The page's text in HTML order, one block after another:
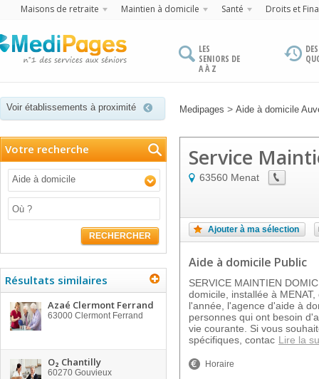
Maisons de retraite Maintien à domicile Santé Droits et
LES
SENIORS DE
A À Z
Voir établissements à proximité Medipages > Aide à domicile
Votre recherche
Aide à domicile
RECHERCHER
Résultats similaires
Azaé Clermont Ferrand
63000 Clermont Ferrand
O₂ Chantilly
60270 Gouvieux
Service
63560 Menat
Ajouter à ma sélection
Aide à domicile Public
SERVICE MAINTIEN
domicile, installée à
l'année, l'agence d'aide à
personnes qui ont besoin
vie courante. Si vous
spécifiques, contac Lire la
Horaire